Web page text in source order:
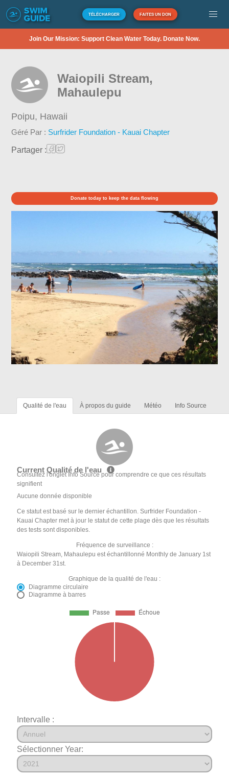
TÉLÉCHARGER FAITES UN DON
Join Our Mission: Support Clean Water Today. Donate Now.
Waiopili Stream,
Mahaulepu
Poipu, Hawaii
Géré Par : Surfrider Foundation - Kauai Chapter
Partager :
Donate today to keep the data flowing
Qualité de l'eau À propos du guide Météo Info Source
Current Qualité de l'eau
Consultez l'onglet Info Source pour comprendre ce que ces résultats
signifient
Aucune donnée disponible
Ce statut est basé sur le dernier échantillon. Surfrider Foundation -
Kauai Chapter met à jour le statut de cette plage dès que les résultats
des tests sont disponibles.
Fréquence de surveillance :
Waiopili Stream, Mahaulepu est échantillonné Monthly de January 1st
à December 31st.
Graphique de la qualité de l'eau :
Diagramme circulaire
Diagramme à barres
Intervalle :
Sélectionner Year: